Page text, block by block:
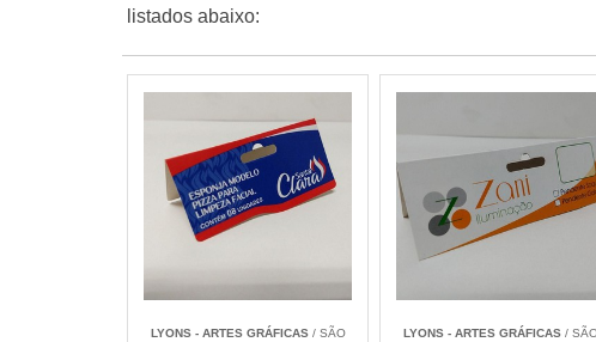
listados abaixo:
LYONS - ARTES GRÁFICAS/ SÃO
LYONS - ARTES GRÁFICAS/